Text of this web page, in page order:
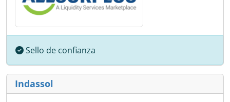
Sello de confianza
Indassol